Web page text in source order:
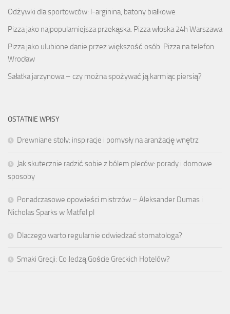
Odżywki dla sportowców: l-arginina, batony białkowe
Pizza jako najpopularniejsza przekąska. Pizza włoska 24h Warszawa
Pizza jako ulubione danie przez większość osób. Pizza na telefon
Wrocław
Sałatka jarzynowa – czy można spożywać ją karmiąc piersią?
OSTATNIE WPISY
Drewniane stoły: inspiracje i pomysły na aranżację wnętrz
Jak skutecznie radzić sobie z bólem pleców: porady i domowe
sposoby
Ponadczasowe opowieści mistrzów – Aleksander Dumas i
Nicholas Sparks w Matfel.pl
Dlaczego warto regularnie odwiedzać stomatologa?
Smaki Grecji: Co Jedzą Goście Greckich Hotelów?